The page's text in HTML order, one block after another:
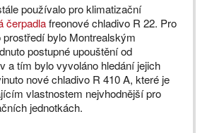
používalo pro klimatizační
čerpadlafreonové chladivo R 22. Pro
bylo Montrealským
postupné upouštění od
a tím bylo vyvoláno hledání jejich
nové chladivo R 410 A, které je
vlastnostem nejvhodnější pro
jednotkách.